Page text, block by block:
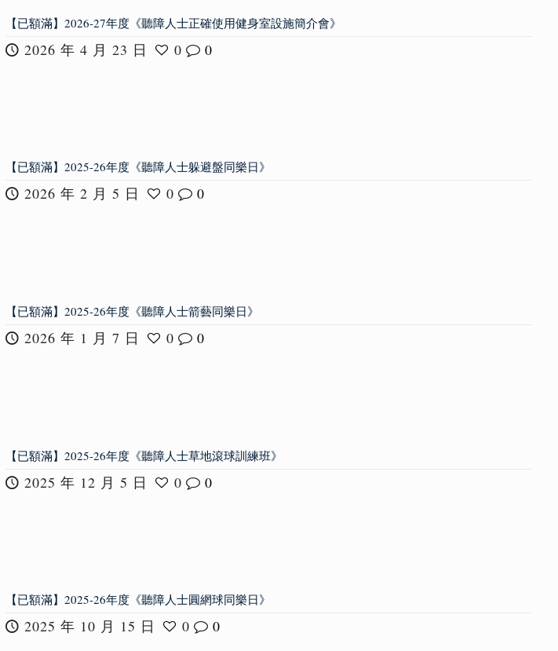
【已額滿】2026-27年度《聽障人士正確使用健身室設施簡介會》
2026 年 4 月 23 日 0
0
【已額滿】2025-26年度《聽障人士躲避盤同樂日》
2026 年 2 月 5 日 0
0
【已額滿】2025-26年度《聽障人士箭藝同樂日》
2026 年 1 月 7 日 0
0
【已額滿】2025-26年度《聽障人士草地滾球訓練班》
2025 年 12 月 5 日 0
0
【已額滿】2025-26年度《聽障人士圓網球同樂日》
2025 年 10 月 15 日 0
0